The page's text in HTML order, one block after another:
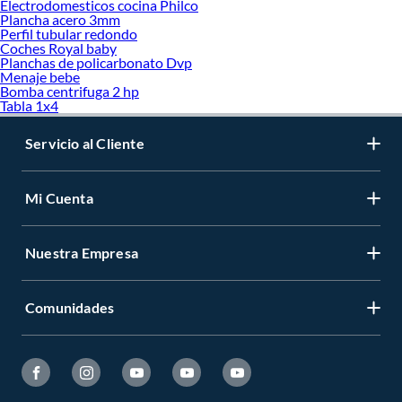
Electrodomesticos cocina Philco
Plancha acero 3mm
Perfil tubular redondo
Coches Royal baby
Planchas de policarbonato Dvp
Menaje bebe
Bomba centrifuga 2 hp
Tabla 1x4
Servicio al Cliente
Mi Cuenta
Nuestra Empresa
Comunidades